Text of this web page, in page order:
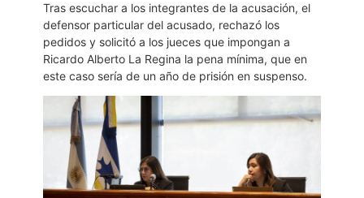
Tras escuchar a los integrantes de la acusación, el
defensor particular del acusado, rechazó los
pedidos y solicitó a los jueces que impongan a
Ricardo Alberto La Regina la pena mínima, que en
este caso sería de un año de prisión en suspenso.